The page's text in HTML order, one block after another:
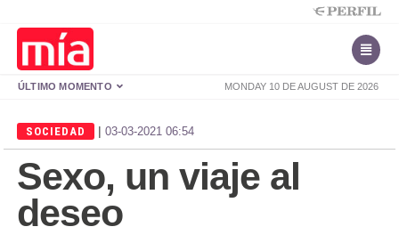
MONDAY 10 DE AUGUST DE 2026
ÚLTIMO MOMENTO
SOCIEDAD | 03-03-2021 06:54
Sexo, un viaje al
deseo